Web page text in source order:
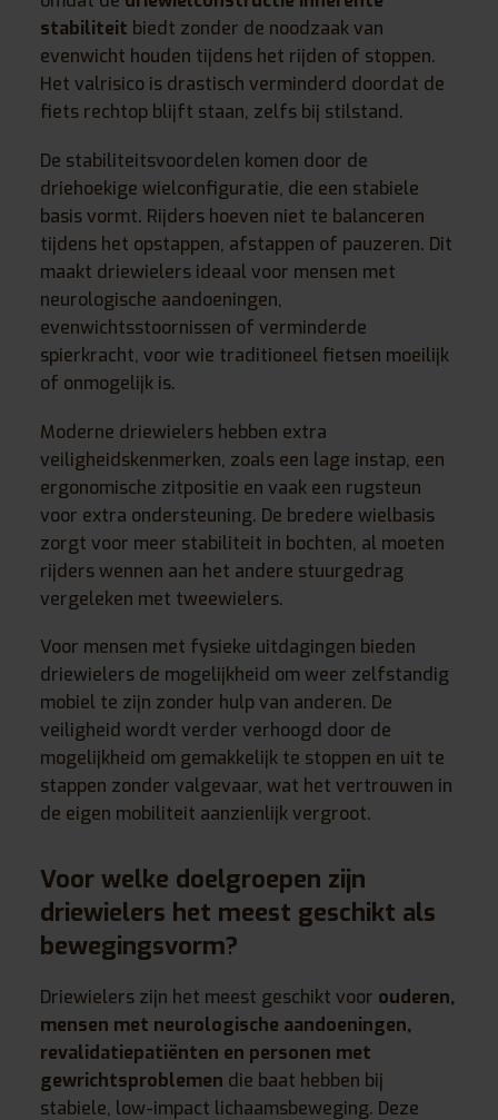
stabiliteit biedt zonder de noodzaak van
evenwicht houden tijdens het rijden of stoppen.
Het valrisico is drastisch verminderd doordat de
fiets rechtop blijft staan, zelfs bij stilstand.
De stabiliteitsvoordelen komen door de
driehoekige wielconfiguratie, die een stabiele
basis vormt. Rijders hoeven niet te balanceren
tijdens het opstappen, afstappen of pauzeren. Dit
maakt driewielers ideaal voor mensen met
neurologische aandoeningen,
evenwichtsstoornissen of verminderde
spierkracht, voor wie traditioneel fietsen moeilijk
of onmogelijk is.
Moderne driewielers hebben extra
veiligheidskenmerken, zoals een lage instap, een
ergonomische zitpositie en vaak een rugsteun
voor extra ondersteuning. De bredere wielbasis
zorgt voor meer stabiliteit in bochten, al moeten
rijders wennen aan het andere stuurgedrag
vergeleken met tweewielers.
Voor mensen met fysieke uitdagingen bieden
driewielers de mogelijkheid om weer zelfstandig
mobiel te zijn zonder hulp van anderen. De
veiligheid wordt verder verhoogd door de
mogelijkheid om gemakkelijk te stoppen en uit te
stappen zonder valgevaar, wat het vertrouwen in
de eigen mobiliteit aanzienlijk vergroot.
Voor welke doelgroepen zijn
driewielers het meest geschikt als
bewegingsvorm?
Driewielers zijn het meest geschikt voor ouderen,
mensen met neurologische aandoeningen,
revalidatiepatiënten en personen met
gewrichtsproblemen die baat hebben bij
stabiele, low-impact lichaamsbeweging. Deze